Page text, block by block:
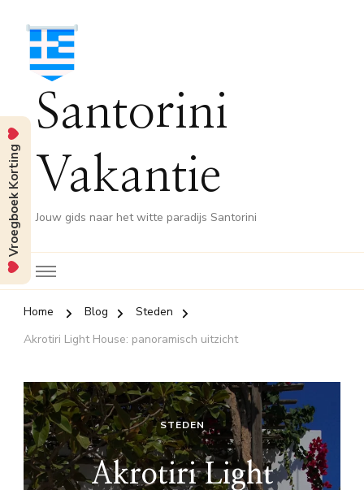
Santorini
Vakantie
Jouw gids naar het witte paradijs Santorini
Home Blog
Steden
Akrotiri Light House: panoramisch uitzicht
STEDEN
Akrotiri Light
Vroegboek Korting